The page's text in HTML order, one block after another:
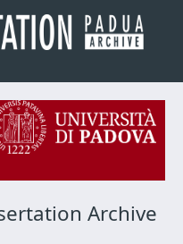
Archive